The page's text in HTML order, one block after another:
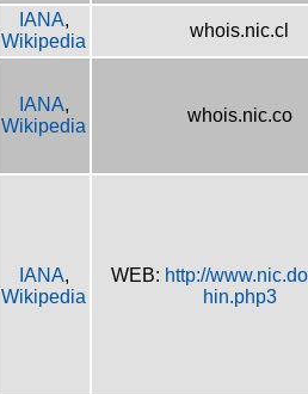
IANA,
Wikipedia
whois.nic.cl
IANA,
Wikipedia
whois.nic.co
IANA,
Wikipedia
WEB: http://
hin.php3